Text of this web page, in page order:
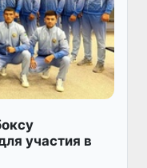
участия в